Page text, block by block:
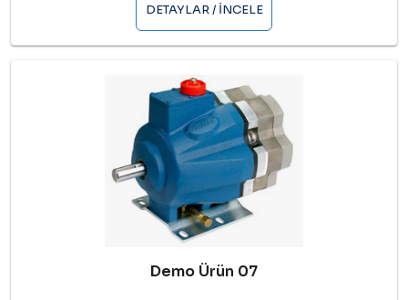
DETAYLAR / İNCELE
Demo Ürün 07